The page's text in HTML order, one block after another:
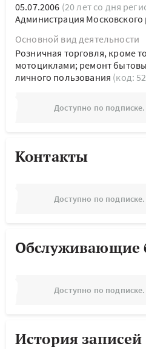
05.07.2006 (20 лет со дня
Администрация Московского
Основной вид деятельности
Розничная торговля, кроме
мотоциклами; ремонт
личного пользования (код:
Доступно по подписке.
Контакты
Доступно по подписке.
Обслуживающие
Доступно по подписке.
История записей